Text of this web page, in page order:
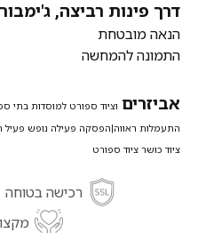
דרך פינות רביצה,
הנאה מובטחת
התמונה להמחשה
אביזרים וציוד ספורט למוסדות בתי
התעמלות ראווה|הפסקה פעילה נופש פעיל
ציוד כושר ציוד ספורט
רכישה בטוחה